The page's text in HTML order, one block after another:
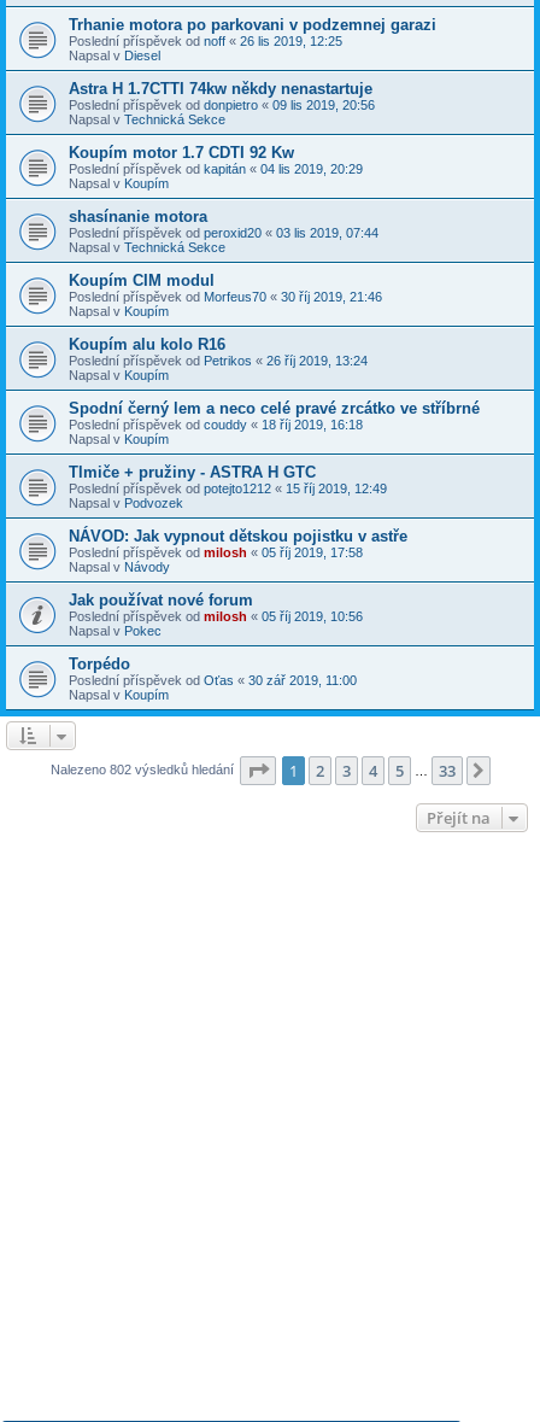
Trhanie motora po parkovani v podzemnej garazi
Poslední příspěvek od noff « 26 lis 2019, 12:25
Napsal v Diesel
Astra H 1.7CTTI 74kw někdy nenastartuje
Poslední příspěvek od donpietro « 09 lis 2019, 20:56
Napsal v Technická Sekce
Koupím motor 1.7 CDTI 92 Kw
Poslední příspěvek od kapitán « 04 lis 2019, 20:29
Napsal v Koupím
shasínanie motora
Poslední příspěvek od peroxid20 « 03 lis 2019, 07:44
Napsal v Technická Sekce
Koupím CIM modul
Poslední příspěvek od Morfeus70 « 30 říj 2019, 21:46
Napsal v Koupím
Koupím alu kolo R16
Poslední příspěvek od Petrikos « 26 říj 2019, 13:24
Napsal v Koupím
Spodní černý lem a neco celé pravé zrcátko ve stříbrné
Poslední příspěvek od couddy « 18 říj 2019, 16:18
Napsal v Koupím
Tlmiče + pružiny - ASTRA H GTC
Poslední příspěvek od potejto1212 « 15 říj 2019, 12:49
Napsal v Podvozek
NÁVOD: Jak vypnout dětskou pojistku v astře
Poslední příspěvek od milosh « 05 říj 2019, 17:58
Napsal v Návody
Jak používat nové forum
Poslední příspěvek od milosh « 05 říj 2019, 10:56
Napsal v Pokec
Torpédo
Poslední příspěvek od Oťas « 30 zář 2019, 11:00
Napsal v Koupím
Nalezeno 802 výsledků hledání Stránka z 33
1 2 3 4 5 33
Přejít na